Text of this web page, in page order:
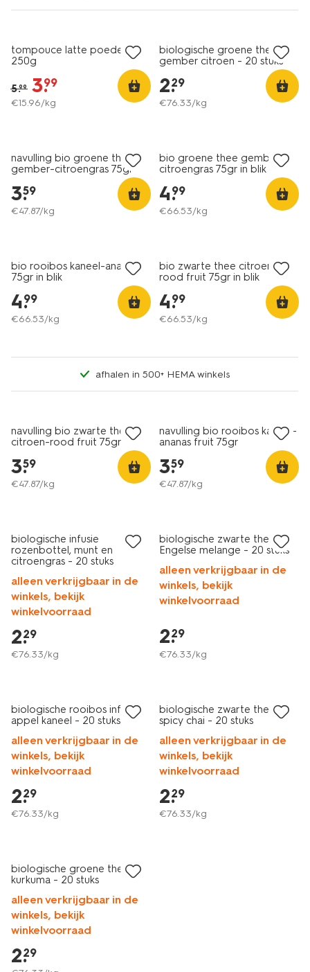
tompouce latte poeder
250g
5.99 3.
99
€15.96/kg
biologische groene thee
gember citroen - 20 stuks
2.
29
€76.33/kg
navulling bio groene thee
gember-citroengras 75gr
3.
59
€47.87/kg
bio groene thee gember-
citroengras 75gr in blik
4.
99
€66.53/kg
bio rooibos kaneel-ananas
75gr in blik
4.
99
€66.53/kg
bio zwarte thee citroen-
rood fruit 75gr in blik
4.
99
€66.53/kg
afhalen in 500+ HEMA winkels
navulling bio zwarte thee
citroen-rood fruit 75gr
3.
59
€47.87/kg
navulling bio rooibos kaneel-
ananas fruit 75gr
3.
59
€47.87/kg
biologische infusie
rozenbottel, munt en
citroengras - 20 stuks
alleen verkrijgbaar in de
winkels, bekijk
winkelvoorraad
2.
29
€76.33/kg
biologische zwarte thee
Engelse melange - 20 stuks
alleen verkrijgbaar in de
winkels, bekijk
winkelvoorraad
2.
29
€76.33/kg
biologische rooibos infusie
appel kaneel - 20 stuks
alleen verkrijgbaar in de
winkels, bekijk
winkelvoorraad
2.
29
€76.33/kg
biologische zwarte thee
spicy chai - 20 stuks
alleen verkrijgbaar in de
winkels, bekijk
winkelvoorraad
2.
29
€76.33/kg
biologische groene thee
kurkuma - 20 stuks
alleen verkrijgbaar in de
winkels, bekijk
winkelvoorraad
2.
29